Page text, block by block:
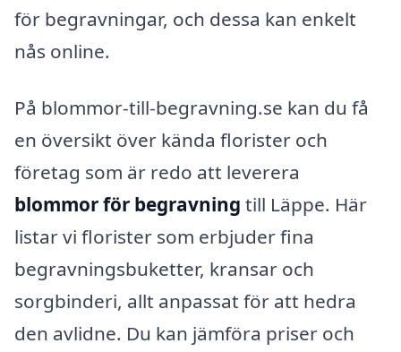
för begravningar, och dessa kan enkelt
nås online.
På blommor-till-begravning.se kan du få
en översikt över kända florister och
företag som är redo att leverera
blommor för begravning till Läppe. Här
listar vi florister som erbjuder fina
begravningsbuketter, kransar och
sorgbinderi, allt anpassat för att hedra
den avlidne. Du kan jämföra priser och